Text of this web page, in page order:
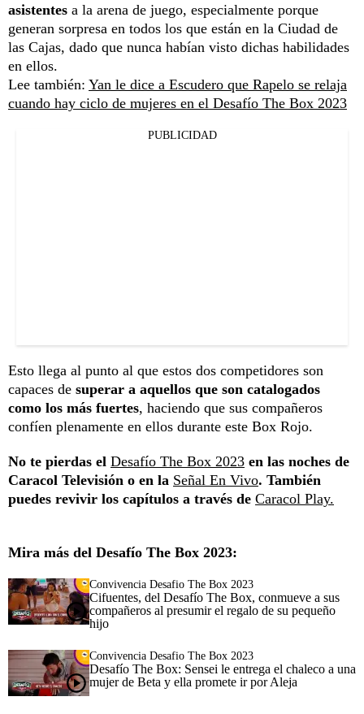
asistentes a la arena de juego, especialmente porque
generan sorpresa en todos los que están en la Ciudad de
las Cajas, dado que nunca habían visto dichas habilidades
en ellos.
Lee también: Yan le dice a Escudero que Rapelo se relaja
cuando hay ciclo de mujeres en el Desafío The Box 2023
PUBLICIDAD
Esto llega al punto al que estos dos competidores son
capaces de superar a aquellos que son catalogados
como los más fuertes, haciendo que sus compañeros
confíen plenamente en ellos durante este Box Rojo.
No te pierdas el Desafío The Box 2023 en las noches de
Caracol Televisión o en la Señal En Vivo. También
puedes revivir los capítulos a través de Caracol Play.
Mira más del Desafío The Box 2023:
Convivencia Desafio The Box 2023
Cifuentes, del Desafío The Box, conmueve a sus
compañeros al presumir el regalo de su pequeño
hijo
Convivencia Desafio The Box 2023
Desafío The Box: Sensei le entrega el chaleco a una
mujer de Beta y ella promete ir por Aleja